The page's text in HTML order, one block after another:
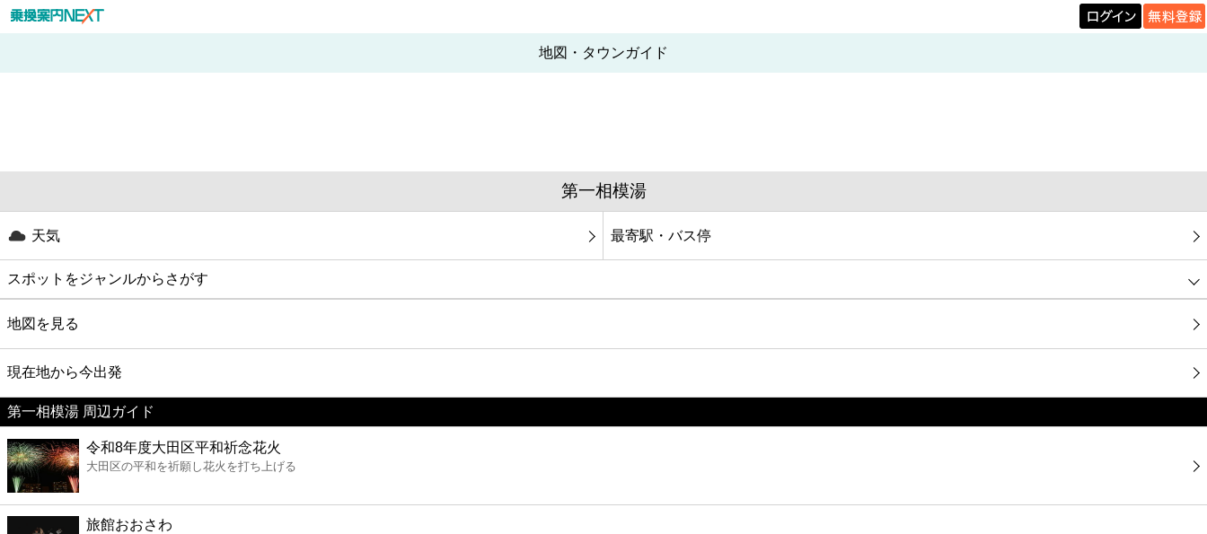
地図・タウンガイド
第一相模湯
天気 最寄駅・バス停
スポットをジャンルからさがす
グルメ
映画
美容
コンビニ
薬局
地図を見る
現在地から今出発
第一相模湯 周辺ガイド
令和8年度大田区平和祈念花火
大田区の平和を祈願し花火を打ち上げる
旅館おおさわ